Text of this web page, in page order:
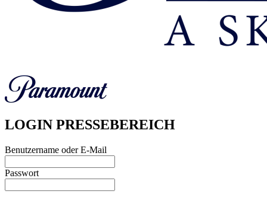
LOGIN PRESSEBEREICH
Benutzername oder E-Mail
Passwort